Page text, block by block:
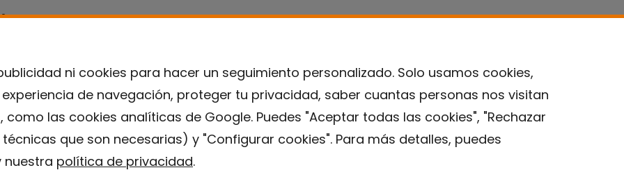
ni cookies para hacer un seguimiento personalizado. Solo usamos cookies,
de navegación, proteger tu privacidad, saber cuantas personas nos visitan
las cookies analíticas de Google. Puedes "Aceptar todas las cookies", "Rechazar
que son necesarias) y "Configurar cookies". Para más detalles, puedes
nuestra política de privacidad.
Contacto
Aviso legal Política de privacidad Política de Cookies